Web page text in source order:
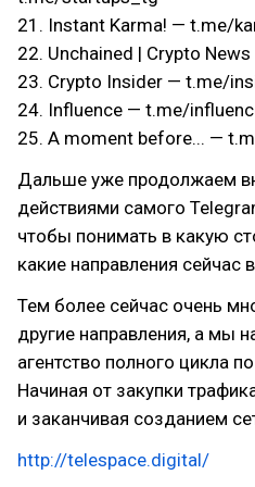
21. Instant Karma! — t.me/
22. Unchained | Crypto
23. Crypto Insider — t.me/
24. Influence — t.me/
25. A moment before... —
Дальше уже продолжаем
действиями самого
чтобы понимать в какую
какие направления сейчас
Тем более сейчас очень
другие направления, а мы
агентство полного цикла
Начиная от закупки
и заканчивая созданием
http://telespace.digital/